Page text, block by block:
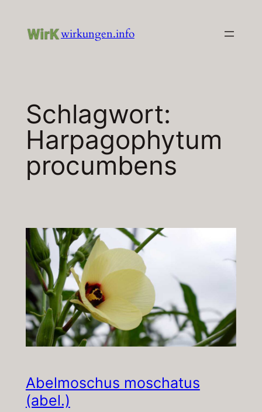
Inhalt
wirkungen.info
Schlagwort:
Harpagophytum
procumbens
Abelmoschus moschatus
(abel.)